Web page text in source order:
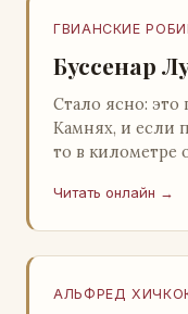
ГВИАНСКИЕ
Буссенар
Стало ясно: это
Камнях, и если
то в километре
крас…
Читать онлайн →
АЛЬФРЕД